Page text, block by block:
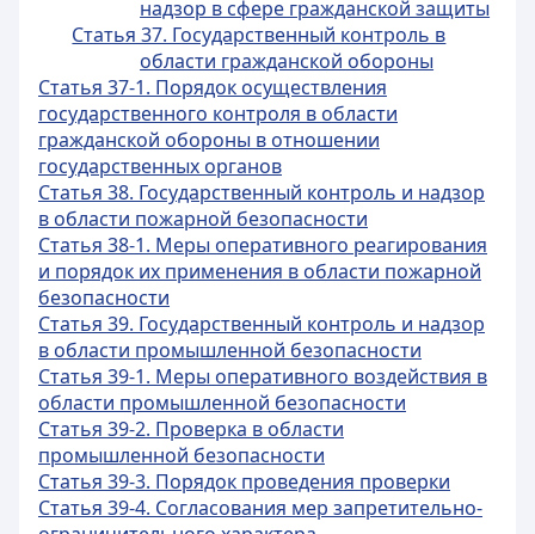
надзор в сфере гражданской защиты
Статья 37. Государственный контроль в
области гражданской обороны
Статья 37-1. Порядок осуществления
государственного контроля в области
гражданской обороны в отношении
государственных органов
Статья 38. Государственный контроль и надзор
в области пожарной безопасности
Статья 38-1. Меры оперативного реагирования
и порядок их применения в области пожарной
безопасности
Статья 39. Государственный контроль и надзор
в области промышленной безопасности
Статья 39-1. Меры оперативного воздействия в
области промышленной безопасности
Статья 39-2. Проверка в области
промышленной безопасности
Статья 39-3. Порядок проведения проверки
Статья 39-4. Согласования мер запретительно-